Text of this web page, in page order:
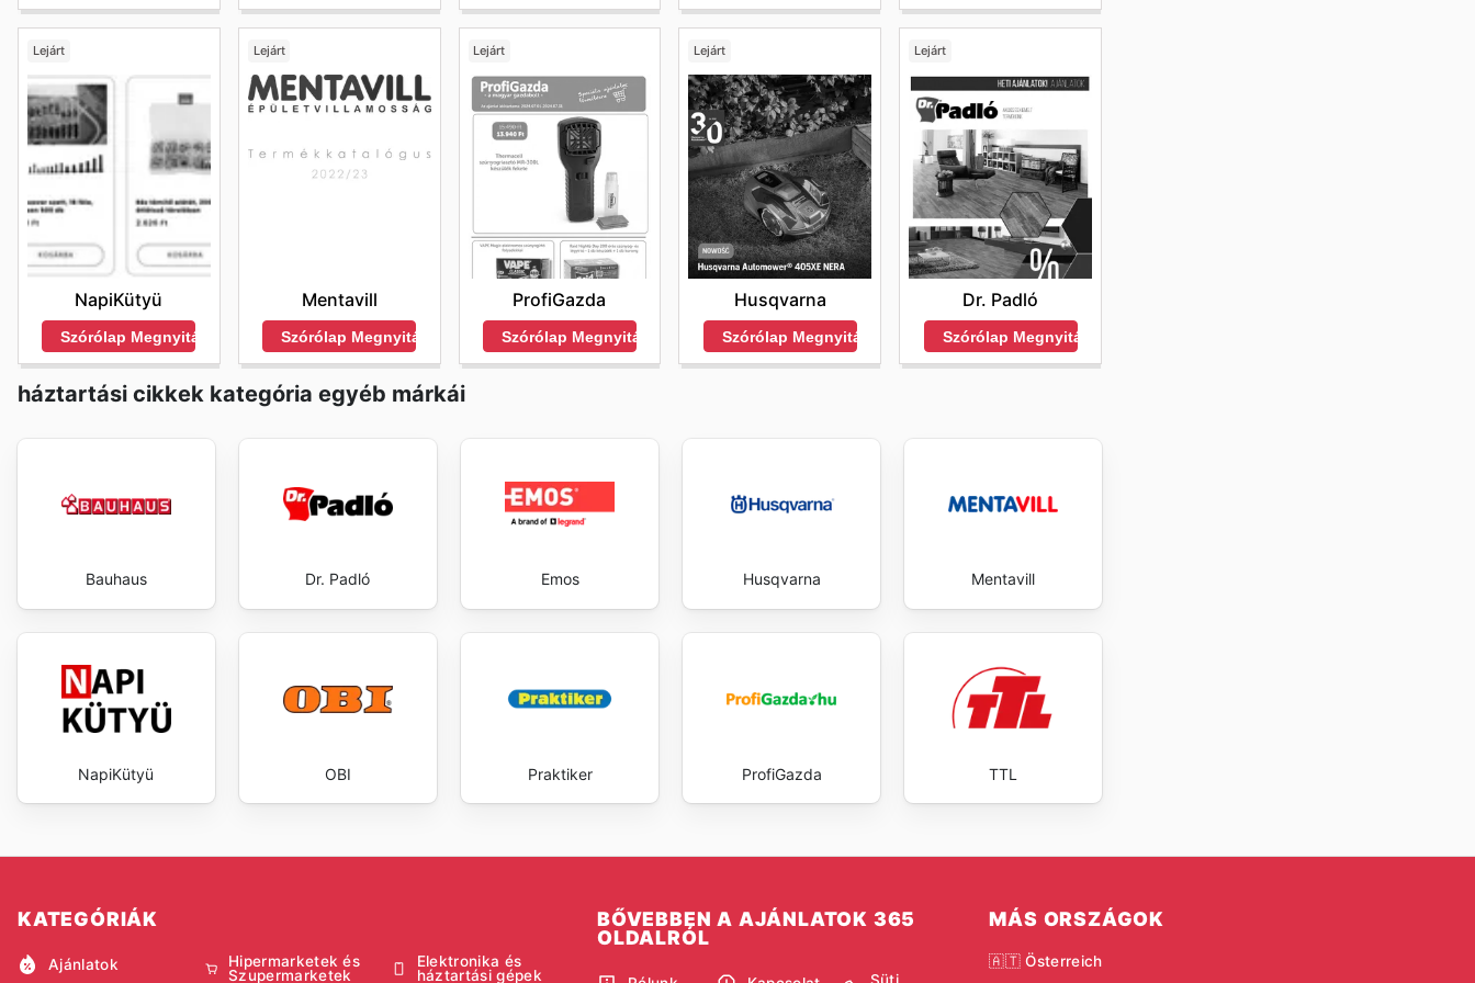
Lejárt
NapiKütyü
Szórólap Megnyitása
Lejárt
Mentavill
Szórólap Megnyitása
Lejárt
ProfiGazda
Szórólap Megnyitása
Lejárt
Husqvarna
Szórólap Megnyitása
Lejárt
Dr. Padló
Szórólap Megnyitása
háztartási cikkek kategória egyéb márkái
Bauhaus Dr. Padló Emos Husqvarna Mentavill
NapiKütyü OBI Praktiker ProfiGazda TTL
KATEGÓRIÁK
Ajánlatok
Hipermarketek és
Szupermarketek
Elektronika és
háztartási gépek
BŐVEBBEN A AJÁNLATOK 365
OLDALRÓL
MÁS ORSZÁGOK
🇦🇹 Österreich